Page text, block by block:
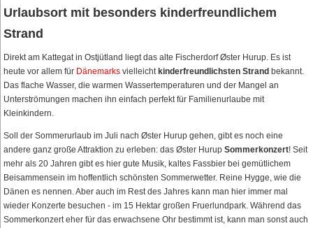
Urlaubsort mit besonders kinderfreundlichem
Strand
Direkt am Kattegat in Ostjütland liegt das alte Fischerdorf Øster Hurup. Es ist
heute vor allem für Dänemarks vielleicht kinderfreundlichsten Strand bekannt.
Das flache Wasser, die warmen Wassertemperaturen und der Mangel an
Unterströmungen machen ihn einfach perfekt für Familienurlaube mit
Kleinkindern.
Soll der Sommerurlaub im Juli nach Øster Hurup gehen, gibt es noch eine
andere ganz große Attraktion zu erleben: das Øster Hurup Sommerkonzert! Seit
mehr als 20 Jahren gibt es hier gute Musik, kaltes Fassbier bei gemütlichem
Beisammensein im hoffentlich schönsten Sommerwetter. Reine Hygge, wie die
Dänen es nennen. Aber auch im Rest des Jahres kann man hier immer mal
wieder Konzerte besuchen - im 15 Hektar großen Fruerlundpark. Während das
Sommerkonzert eher für das erwachsene Ohr bestimmt ist, kann man sonst auch